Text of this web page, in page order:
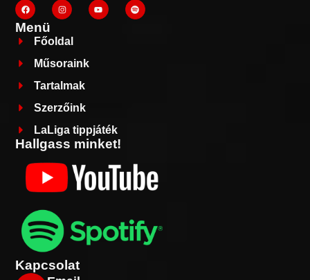
Menü
Főoldal
Műsoraink
Tartalmak
Szerzőink
LaLiga tippjáték
Hallgass minket!
Kapcsolat